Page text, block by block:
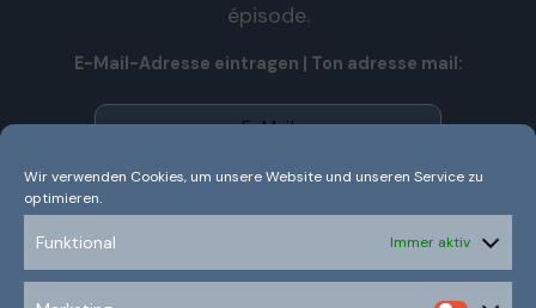
Wir verwenden Cookies, um unsere Website und unseren Service zu
optimieren.
Funktional Immer aktiv
épisode.
E-Mail-Adresse eintragen | Ton adresse mail:
Wir senden keinen Spam! Nous n’envoyons pas de spam!
Erfahre mehr in unserer
Datenschutzerklärung.
Ich habe die Datenschutzerklärung gelesen und